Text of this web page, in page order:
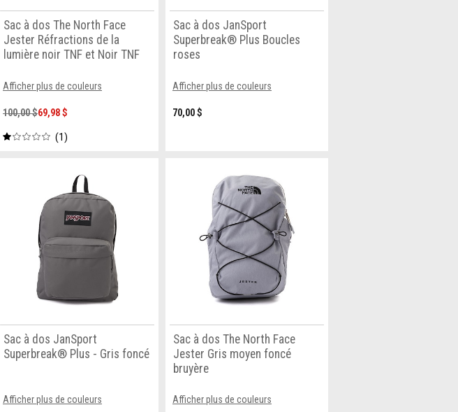
Sac à dos The North Face
Jester Réfractions de la
lumière noir TNF et Noir TNF
Afficher plus de couleurs
100,00 $69,98 $
1
Sac à dos JanSport
Superbreak® Plus Boucles
roses
Afficher plus de couleurs
70,00 $
Sac à dos JanSport
Superbreak® Plus - Gris foncé
Afficher plus de couleurs
Sac à dos The North Face
Jester Gris moyen foncé
bruyère
Afficher plus de couleurs